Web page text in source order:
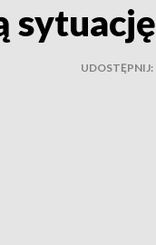
sytuację
UDOSTĘPNIJ: